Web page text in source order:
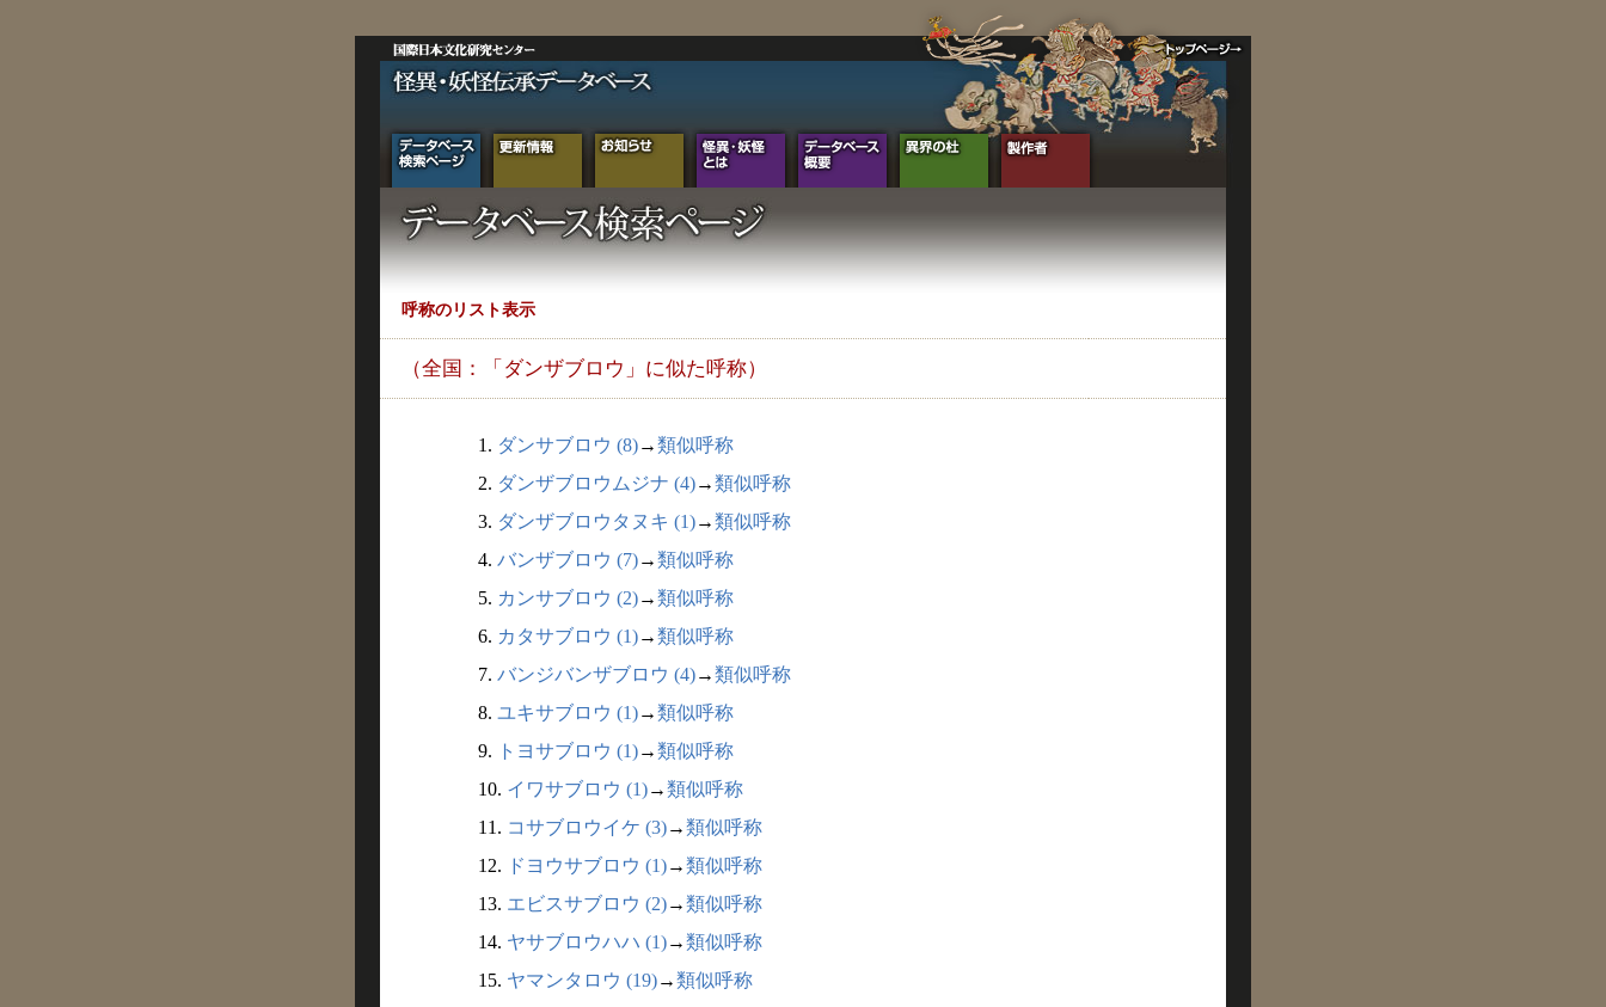
呼称のリスト表示
（全国：「ダンザブロウ」に似た呼称）
1. ダンサブロウ (8)→類似呼称
2. ダンザブロウムジナ (4)→類似呼称
3. ダンザブロウタヌキ (1)→類似呼称
4. バンザブロウ (7)→類似呼称
5. カンサブロウ (2)→類似呼称
6. カタサブロウ (1)→類似呼称
7. バンジバンザブロウ (4)→類似呼称
8. ユキサブロウ (1)→類似呼称
9.
トヨサブロウ (1)→類似呼称
10. イワサブロウ (1)→類似呼称
11. コサブロウイケ (3)→類似呼称
12. ドヨウサブロウ (1)→類似呼称
13. エビスサブロウ (2)→類似呼称
14. ヤサブロウハハ (1)→類似呼称
15. ヤマンタロウ (19)→類似呼称